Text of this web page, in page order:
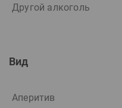
Другой алкоголь
Вид
Аперитив